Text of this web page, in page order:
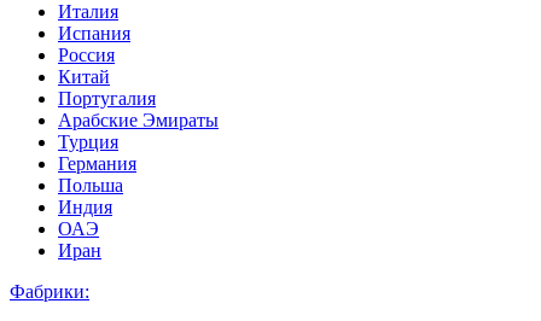
Италия
Испания
Россия
Китай
Португалия
Арабские Эмираты
Турция
Германия
Польша
Индия
ОАЭ
Иран
Фабрики: